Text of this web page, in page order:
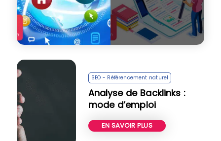
SEO - Référencement naturel
Analyse de Backlinks :
mode d’emploi
EN SAVOIR PLUS